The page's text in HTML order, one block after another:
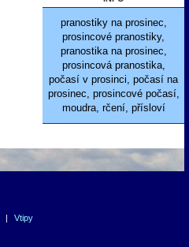
pranostiky na prosinec,
prosincové pranostiky,
pranostika na prosinec,
prosincová pranostika,
počasí v prosinci, počasí na
prosinec, prosincové počasí,
moudra, rčení, přísloví
| Vtipy